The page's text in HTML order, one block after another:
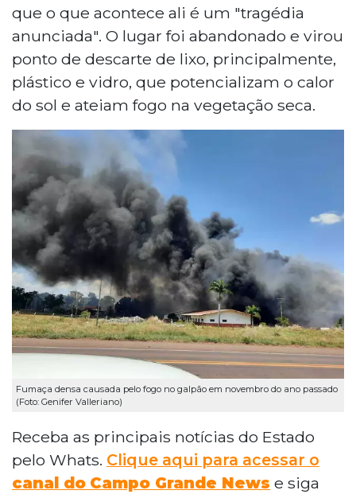
que o que acontece ali é um "tragédia
anunciada". O lugar foi abandonado e virou
ponto de descarte de lixo, principalmente,
plástico e vidro, que potencializam o calor
do sol e ateiam fogo na vegetação seca.
Fumaça densa causada pelo fogo no galpão em novembro do ano passado
(Foto: Genifer Valleriano)
Receba as principais notícias do Estado
pelo Whats. Clique aqui para acessar o
canal do Campo Grande News e siga